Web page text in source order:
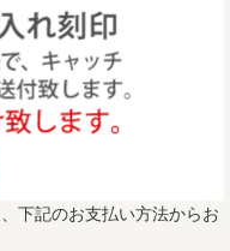
下記のお支払い方法からお